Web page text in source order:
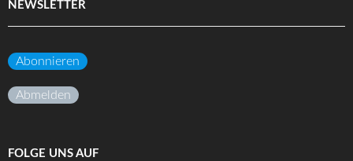
NEWSLETTER
Abonnieren
Abmelden
FOLGE UNS AUF